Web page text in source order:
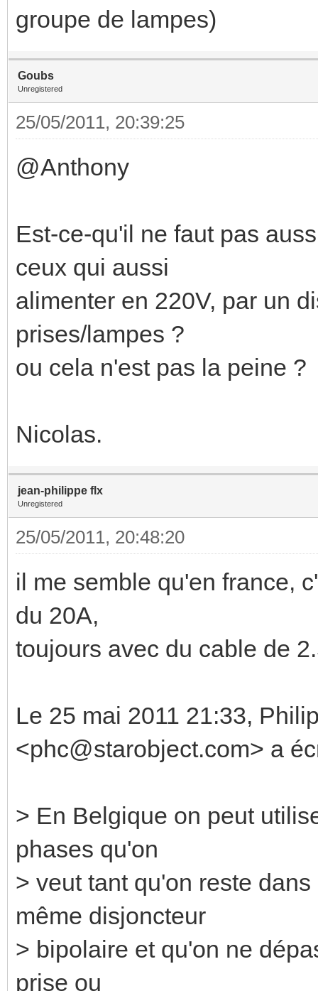
groupe de lampes)
Goubs
Unregistered
25/05/2011, 20:39:25
@Anthony
Est-ce-qu'il ne faut pas
ceux qui aussi
alimenter en 220V, par un
prises/lampes ?
ou cela n'est pas la peine ?
Nicolas.
jean-philippe flx
Unregistered
25/05/2011, 20:48:20
il me semble qu'en france,
du 20A,
toujours avec du cable de
Le 25 mai 2011 21:33,
<phc@starobject.com> a
> En Belgique on peut
phases qu'on
> veut tant qu'on reste
même disjoncteur
> bipolaire et qu'on ne
prise ou